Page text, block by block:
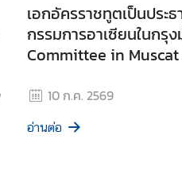
เอกอัครราชทูตเป็นประ
กรรมการอาเซียนในกรุ
Committee in
10 ก.ค. 2569
อ่านต่อ